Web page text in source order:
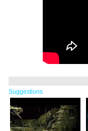
Suggestions